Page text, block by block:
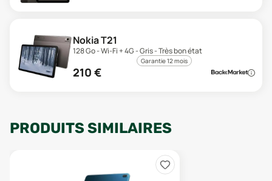
Nokia T21
128 Go - Wi-Fi + 4G - Gris - Très bon état
Garantie 12 mois
210 €
PRODUITS SIMILAIRES